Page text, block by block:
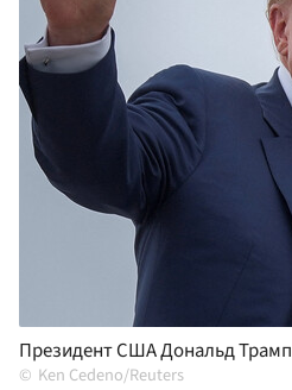
Президент США Дональд Трамп
Ken Cedeno/Reuters